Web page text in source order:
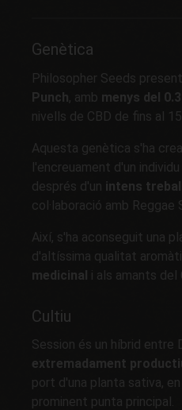
Genètica
Philosopher Seeds
Punch, amb menys del
nivells de CBD de fins al
Aquesta genètica s'ha
l'encreuament d'un
després d'un intens
col·laboració amb Reggae
Així, s'ha aconseguit una
d'altíssima qualitat
medicinal i als amants del
Cultiu
Session és un híbrid entre
extremadament
port d'una planta sativa,
prominent punta principal.